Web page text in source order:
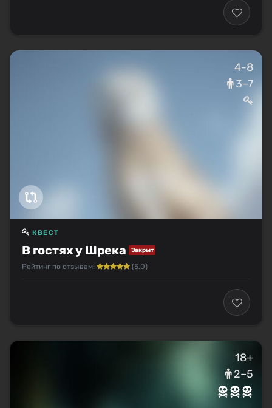
4-8
3–7
В гостях у Шрека Закрыт
КВЕСТ
Рейтинг по отзывам: (5.0)
18+
2–5